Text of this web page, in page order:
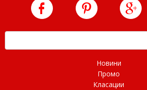
Новини
Промо
Класации